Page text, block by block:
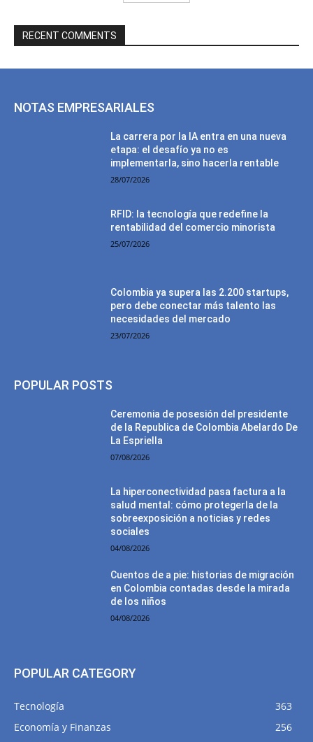
RECENT COMMENTS
NOTAS EMPRESARIALES
La carrera por la IA entra en una nueva
etapa: el desafío ya no es
implementarla, sino hacerla rentable
28/07/2026
RFID: la tecnología que redefine la
rentabilidad del comercio minorista
25/07/2026
Colombia ya supera las 2.200 startups,
pero debe conectar más talento las
necesidades del mercado
23/07/2026
POPULAR POSTS
Ceremonia de posesión del presidente
de la Republica de Colombia Abelardo De
La Espriella
07/08/2026
La hiperconectividad pasa factura a la
salud mental: cómo protegerla de la
sobreexposición a noticias y redes
sociales
04/08/2026
Cuentos de a pie: historias de migración
en Colombia contadas desde la mirada
de los niños
04/08/2026
POPULAR CATEGORY
Tecnología
363
Economía y Finanzas
256